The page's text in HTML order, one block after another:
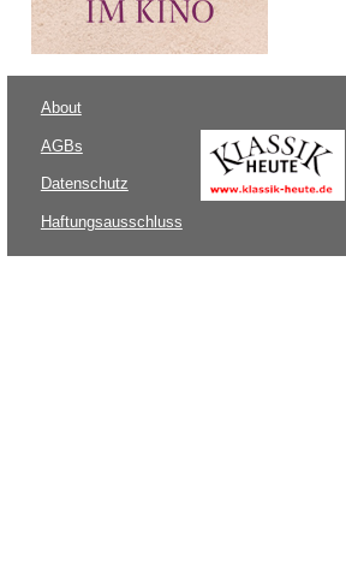
About
AGBs
Datenschutz
Haftungsausschluss